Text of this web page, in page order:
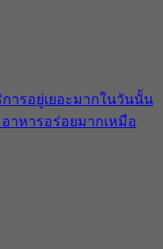
ารอยู่เยอะมากในวันนั้น
าหารอร่อยมากเหมือ